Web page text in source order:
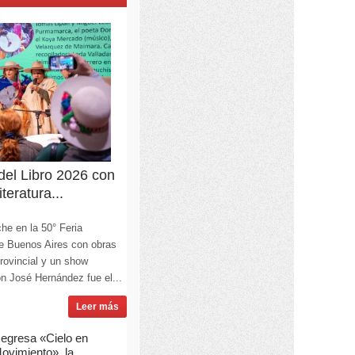
Libro 2026 con
en la 50° Feria
Buenos Aires con obras
y un show
José Hernández fue el...
Leer más
«Cielo en
la